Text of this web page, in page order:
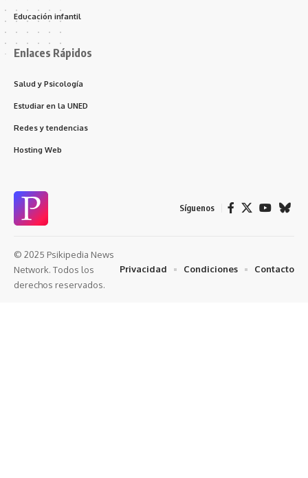
Educación infantil
Enlaces Rápidos
Salud y Psicología
Estudiar en la UNED
Redes y tendencias
Hosting Web
Síguenos
© 2025 Psikipedia News
Network. Todos los
derechos reservados.
Privacidad Condiciones Contacto